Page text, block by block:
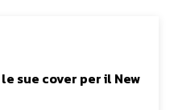
sue cover per il New